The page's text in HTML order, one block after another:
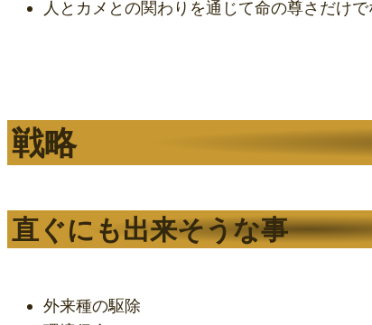
人とカメとの関わりを通じて命の尊さだけ
戦略
直ぐにも出来そうな事
外来種の駆除